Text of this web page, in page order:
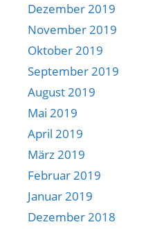
Dezember 2019
November 2019
Oktober 2019
September 2019
August 2019
Mai 2019
April 2019
März 2019
Februar 2019
Januar 2019
Dezember 2018